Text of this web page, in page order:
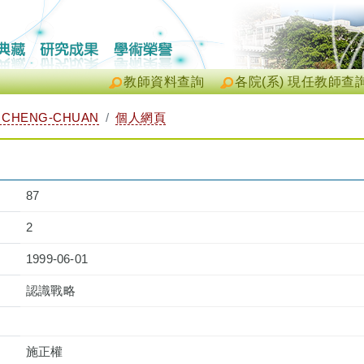
各院(系) 現任教師查
教師資料查詢
CHUAN 個人網頁
87
2
1999-06-01
認識戰略
施正權